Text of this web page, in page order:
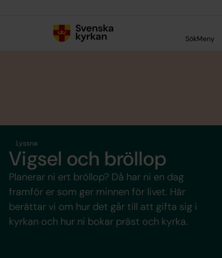
SökMeny
Lyssna
Vigsel och bröllop
Planerar ni ert bröllop? Då har ni en dag
framför er som ger minnen för livet. Här
berättar vi om hur det går till att gifta sig i
kyrkan och hur ni bokar präst och kyrka.